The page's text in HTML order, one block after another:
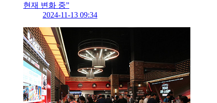
현재 변화 중”
2024-11-13 09:34